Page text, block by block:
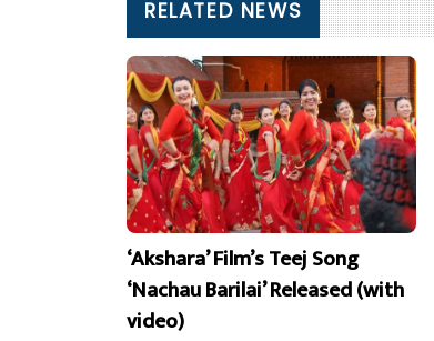
RELATED NEWS
‘Akshara’ Film’s Teej Song
‘Nachau Barilai’ Released (with
video)